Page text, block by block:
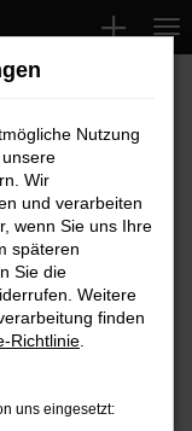
Nutzung
Wir
und verarbeiten
wenn Sie uns Ihre
späteren
Sie die
Weitere
finden
Richtlinie
uns eingesetzt: